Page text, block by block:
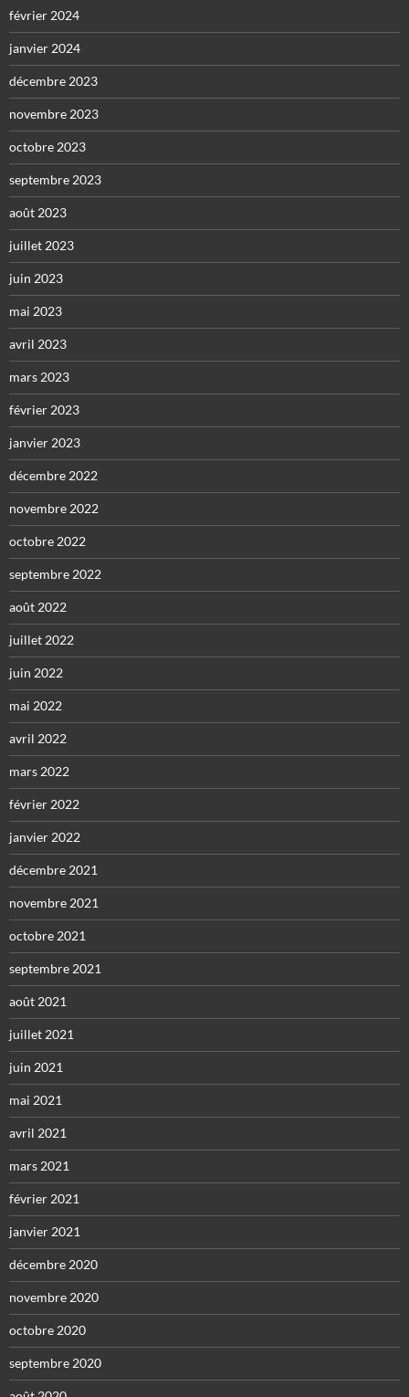
février 2024
janvier 2024
décembre 2023
novembre 2023
octobre 2023
septembre 2023
août 2023
juillet 2023
juin 2023
mai 2023
avril 2023
mars 2023
février 2023
janvier 2023
décembre 2022
novembre 2022
octobre 2022
septembre 2022
août 2022
juillet 2022
juin 2022
mai 2022
avril 2022
mars 2022
février 2022
janvier 2022
décembre 2021
novembre 2021
octobre 2021
septembre 2021
août 2021
juillet 2021
juin 2021
mai 2021
avril 2021
mars 2021
février 2021
janvier 2021
décembre 2020
novembre 2020
octobre 2020
septembre 2020